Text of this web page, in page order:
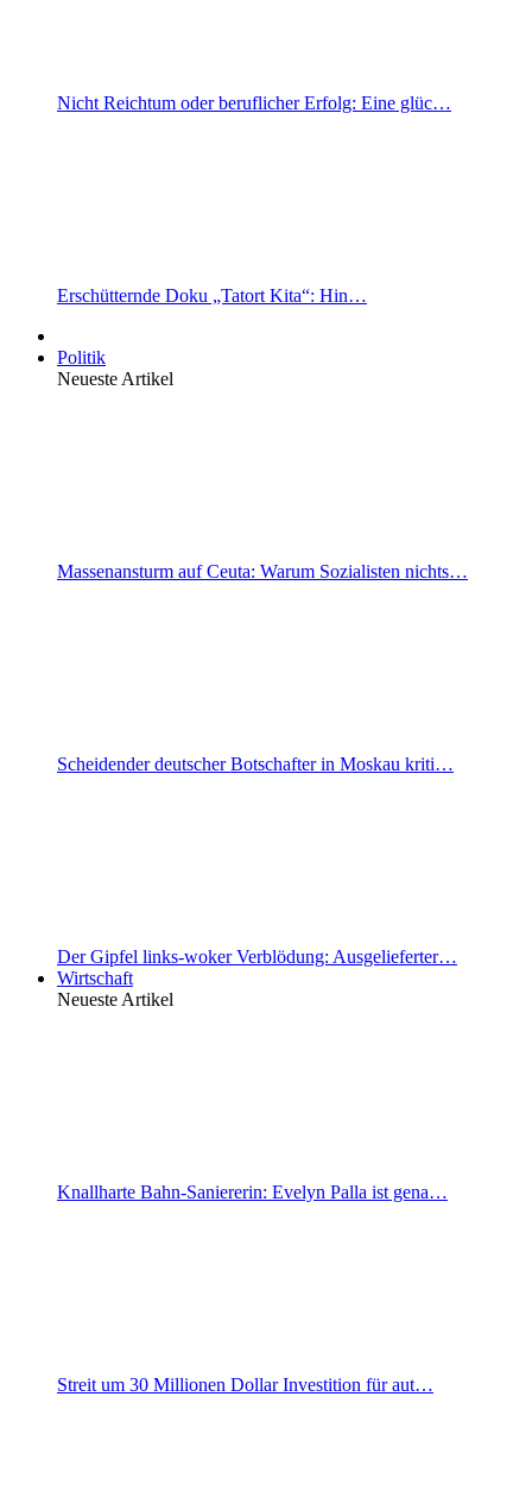
Nicht Reichtum oder beruflicher Erfolg: Eine glüc…
Erschütternde Doku „Tatort Kita“: Hin…
Politik
Neueste Artikel
Massenansturm auf Ceuta: Warum Sozialisten nichts…
Scheidender deutscher Botschafter in Moskau kriti…
Der Gipfel links-woker Verblödung: Ausgelieferter…
Wirtschaft
Neueste Artikel
Knallharte Bahn-Saniererin: Evelyn Palla ist gena…
Streit um 30 Millionen Dollar Investition für aut…